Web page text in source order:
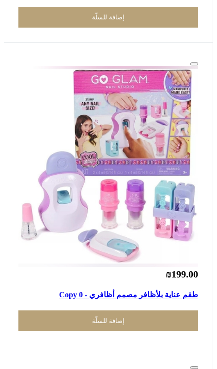
إضافة للسلّة
₪199.00
طقم عناية بلأظافر مصمم أظافري - Copy 0
إضافة للسلّة